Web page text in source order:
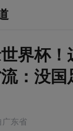
界杯！
：没国
广东省